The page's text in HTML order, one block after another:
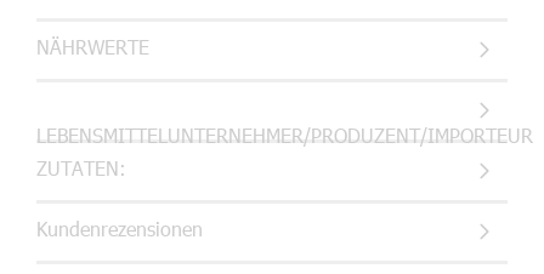
NÄHRWERTE
LEBENSMITTELUNTERNEHMER/PRODUZENT/IMPORTEUR
ZUTATEN:
Kundenrezensionen